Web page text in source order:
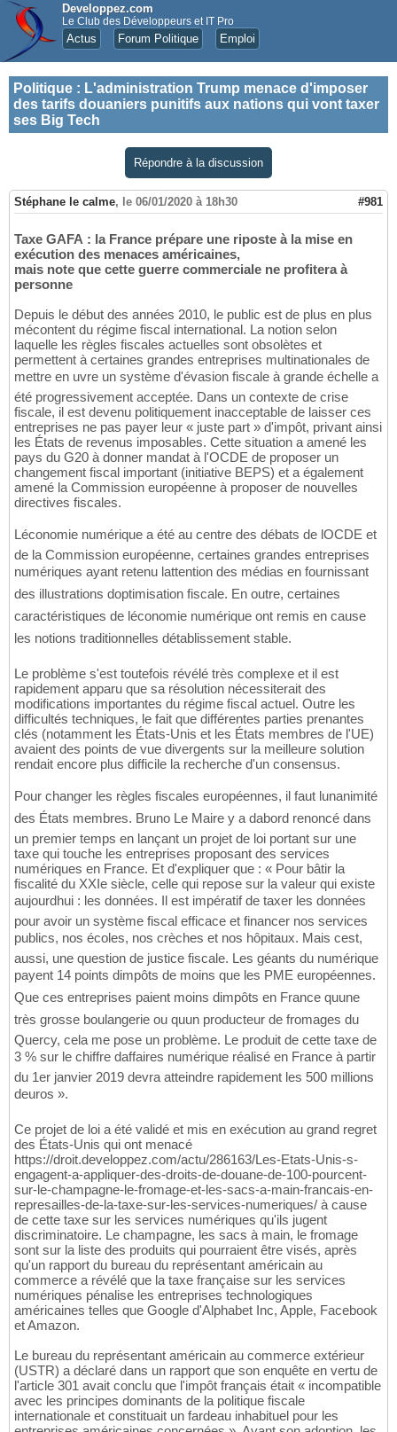
Developpez.com
Le Club des Développeurs et IT Pro
Actus Forum Politique Emploi
Politique : L'administration Trump menace d'imposer
des tarifs douaniers punitifs aux nations qui vont taxer
ses Big Tech
Répondre à la discussion
Stéphane le calme, le 06/01/2020 à 18h30 #981
Taxe GAFA : la France prépare une riposte à la mise en
exécution des menaces américaines,
mais note que cette guerre commerciale ne profitera à
personne
Depuis le début des années 2010, le public est de plus en plus
mécontent du régime fiscal international. La notion selon
laquelle les règles fiscales actuelles sont obsolètes et
permettent à certaines grandes entreprises multinationales de
mettre en uvre un système d'évasion fiscale à grande échelle a
été progressivement acceptée. Dans un contexte de crise
fiscale, il est devenu politiquement inacceptable de laisser ces
entreprises ne pas payer leur « juste part » d'impôt, privant ainsi
les États de revenus imposables. Cette situation a amené les
pays du G20 à donner mandat à l'OCDE de proposer un
changement fiscal important (initiative BEPS) et a également
amené la Commission européenne à proposer de nouvelles
directives fiscales.
Léconomie numérique a été au centre des débats de lOCDE et
de la Commission européenne, certaines grandes entreprises
numériques ayant retenu lattention des médias en fournissant
des illustrations doptimisation fiscale. En outre, certaines
caractéristiques de léconomie numérique ont remis en cause
les notions traditionnelles détablissement stable.
Le problème s'est toutefois révélé très complexe et il est
rapidement apparu que sa résolution nécessiterait des
modifications importantes du régime fiscal actuel. Outre les
difficultés techniques, le fait que différentes parties prenantes
clés (notamment les États-Unis et les États membres de l'UE)
avaient des points de vue divergents sur la meilleure solution
rendait encore plus difficile la recherche d'un consensus.
Pour changer les règles fiscales européennes, il faut lunanimité
des États membres. Bruno Le Maire y a dabord renoncé dans
un premier temps en lançant un projet de loi portant sur une
taxe qui touche les entreprises proposant des services
numériques en France. Et d'expliquer que : « Pour bâtir la
fiscalité du XXIe siècle, celle qui repose sur la valeur qui existe
aujourdhui : les données. Il est impératif de taxer les données
pour avoir un système fiscal efficace et financer nos services
publics, nos écoles, nos crèches et nos hôpitaux. Mais cest,
aussi, une question de justice fiscale. Les géants du numérique
payent 14 points dimpôts de moins que les PME européennes.
Que ces entreprises paient moins dimpôts en France quune
très grosse boulangerie ou quun producteur de fromages du
Quercy, cela me pose un problème. Le produit de cette taxe de
3 % sur le chiffre daffaires numérique réalisé en France à partir
du 1er janvier 2019 devra atteindre rapidement les 500 millions
deuros ».
Ce projet de loi a été validé et mis en exécution au grand regret
des États-Unis qui ont menacé
https://droit.developpez.com/actu/286163/Les-Etats-Unis-s-
engagent-a-appliquer-des-droits-de-douane-de-100-pourcent-
sur-le-champagne-le-fromage-et-les-sacs-a-main-francais-en-
represailles-de-la-taxe-sur-les-services-numeriques/ à cause
de cette taxe sur les services numériques qu'ils jugent
discriminatoire. Le champagne, les sacs à main, le fromage
sont sur la liste des produits qui pourraient être visés, après
qu'un rapport du bureau du représentant américain au
commerce a révélé que la taxe française sur les services
numériques pénalise les entreprises technologiques
américaines telles que Google d'Alphabet Inc, Apple, Facebook
et Amazon.
Le bureau du représentant américain au commerce extérieur
(USTR) a déclaré dans un rapport que son enquête en vertu de
l'article 301 avait conclu que l'impôt français était « incompatible
avec les principes dominants de la politique fiscale
internationale et constituait un fardeau inhabituel pour les